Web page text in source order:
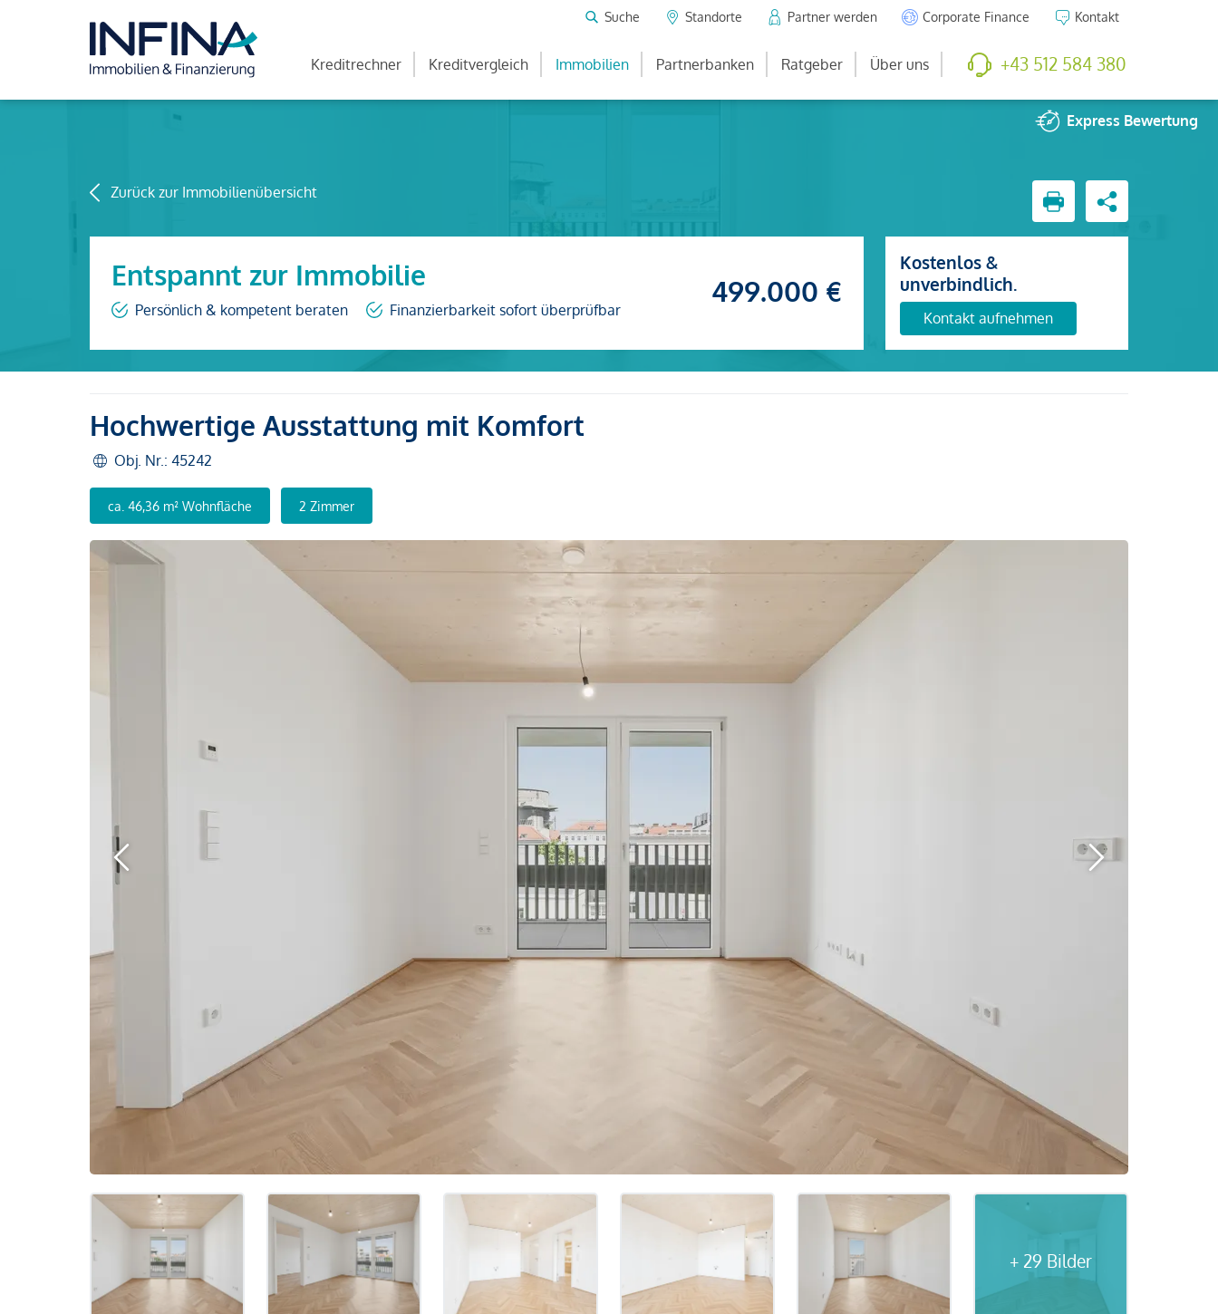
Suche Standorte Partner werden Corporate Finance Kontakt
Kreditrechner Kreditvergleich Immobilien Partnerbanken Ratgeber Über uns +43 512 584 380
Express Bewertung
Zurück zur Immobilienübersicht
Entspannt zur Immobilie
Persönlich & kompetent beraten Finanzierbarkeit sofort überprüfbar
499.000 €
Kostenlos &
unverbindlich.
Kontakt aufnehmen
+ 29 Bilder
Hochwertige Ausstattung mit Komfort
Obj. Nr.: 45242
ca. 46,36 m² Wohnfläche 2 Zimmer